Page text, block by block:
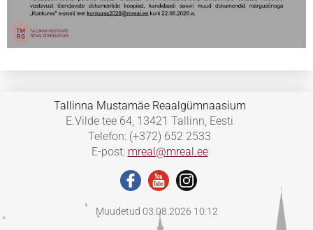
Tallinna Mustamäe Reaalgümnaasium
E.Vilde tee 64, 13421 Tallinn, Eesti
Telefon: (+372) 652 2533
E-post: mreal@mreal.ee
Muudetud 03.08.2026 10:12